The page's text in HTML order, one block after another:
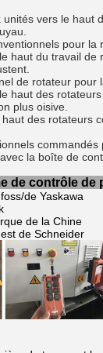
unités vers le haut
pour la
haut du travail de
de rotateur pour
haut des
plus oisive.
des rotateurs
commandés
la boîte de
de contrôle de
de Yaskawa
de la Chine
de Schneider